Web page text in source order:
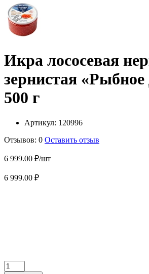
Икра лососевая
зернистая
500 г
Артикул: 120996
Отзывов: 0 Оставить отзыв
6 999.00 ₽/шт
6 999.00 ₽